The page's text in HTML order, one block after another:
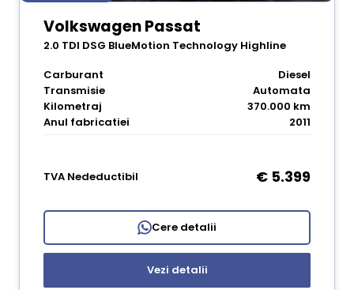
Volkswagen Passat
2.0 TDI DSG BlueMotion Technology Highline
Carburant
Diesel
Transmisie
Automata
Kilometraj
370.000 km
Anul fabricatiei
2011
TVA Nedeductibil € 5.399
Cere detalii
Vezi detalii